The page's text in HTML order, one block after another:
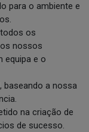
para o ambiente e
os
nossos
equipa e o
baseando a nossa
na criação de
de sucesso.